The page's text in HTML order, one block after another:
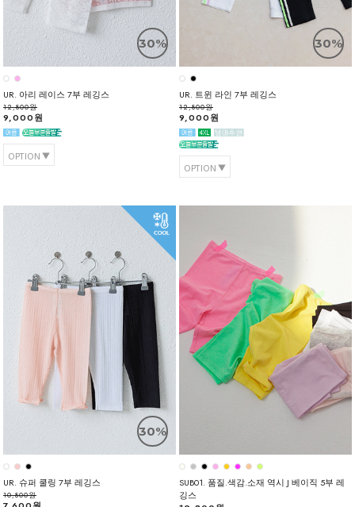
30%
UR. 아리 레이스 7부 레깅스
12,800원
9,000원
OPTION
30%
UR. 트윈 라인 7부 레깅스
12,800원
9,000원
OPTION
30%
UR. 슈퍼 쿨링 7부 레깅스
10,800원
SUB01. 품질.색감.소재 역시 J 베이직 5부 레
깅스